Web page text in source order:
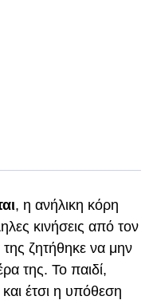
, η ανήλικη κόρη
κινήσεις από τον
ζητήθηκε να μην
της. Το παιδί,
έτσι η υπόθεση